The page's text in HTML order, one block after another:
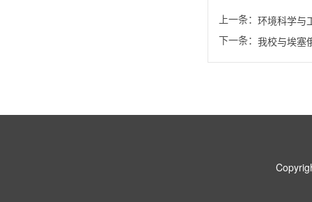
上一条： 环境科学与
下一条： 我校与埃塞